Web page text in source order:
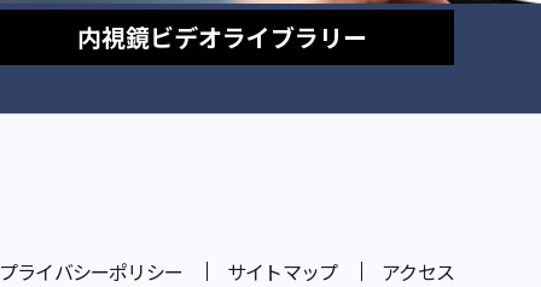
内視鏡ビデオライブラリー
プライバシーポリシー サイトマップ アクセス